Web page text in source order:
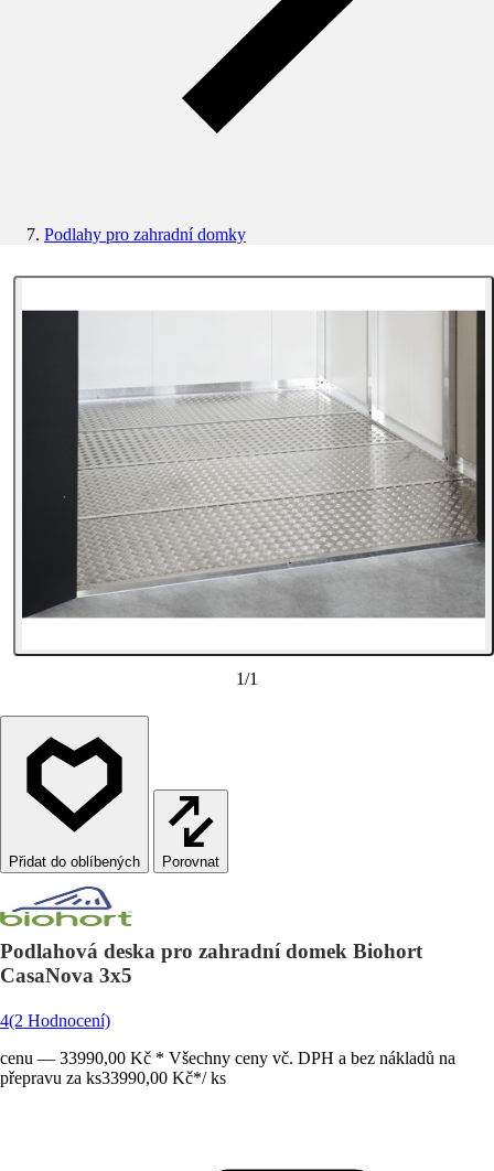
Podlahy pro zahradní domky
1/1
Porovnat
Podlahová deska pro zahradní domek Biohort
CasaNova 3x5
4(2 Hodnocení)
cenu — 33990,00 Kč * Všechny ceny vč. DPH a bez nákladů na
přepravu za ks33990,00 Kč*/ ks